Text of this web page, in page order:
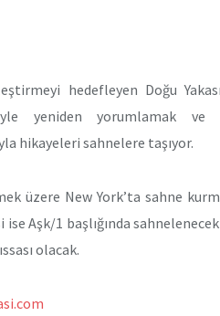
hedefleyen Doğu
yeniden yorumlamak ve
hikayeleri sahnelere taşıyor.
üzere New York’ta sahne
Aşk/1 başlığında
olacak.